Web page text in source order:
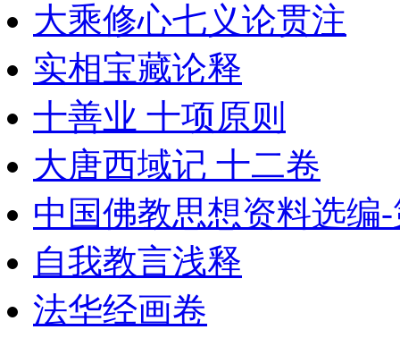
大乘修心七义论贯注
实相宝藏论释
十善业 十项原则
大唐西域记 十二卷
中国佛教思想资料选编
自我教言浅释
法华经画卷